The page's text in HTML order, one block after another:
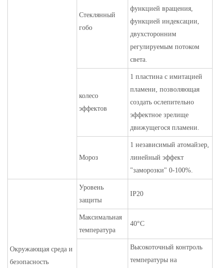
Стеклянный
гобо
функцией вращения,
функцией индексации,
двухсторонним
регулируемым потоком
света.
колесо
эффектов
1 пластина с имитацией
пламени, позволяющая
создать ослепительно
эффектное зрелище
движущегося пламени.
Мороз
1 независимый атомайзер,
линейный эффект
"заморозки" 0-100%.
Окружающая среда и
безопасность
Уровень
защиты
IP20
Максимальная
температура
40°С
Высокоточный контроль
температуры на